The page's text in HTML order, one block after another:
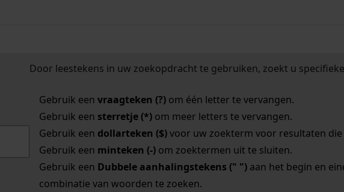
Door leestekens in uw zoekopdracht te gebruiken, zoekt u
Gebruik een vraagteken (?)om één letter te vervangen.
Gebruik een sterretje (*)om meer letters te vervangen.
Gebruik een dollarteken ($)voor uw zoekterm voor resultaten die
Gebruik een minteken (-)om zoektermen uit te sluiten.
Gebruik een Dubbele aanhalingstekens (" ")aan het begin en
combinatie van woorden te zoeken.